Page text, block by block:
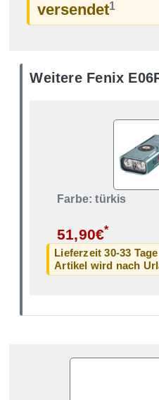
versendet1
Weitere Fenix
Farbe: türkis
51,90€*
Lieferzeit 30-33 Tage
Artikel wird nach